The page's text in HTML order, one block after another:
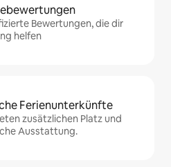
Bewertungen, die dir
helfen
Ferienunterkünfte
zusätzlichen Platz und
Ausstattung.